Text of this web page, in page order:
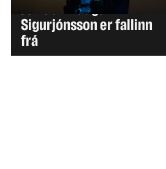
Jón Gunnlaugur
Sigurjónsson er fallinn
frá